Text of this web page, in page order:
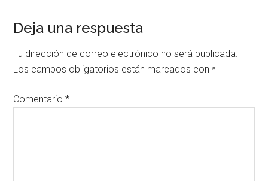
Deja una respuesta
Tu dirección de correo electrónico no será publicada.
Los campos obligatorios están marcados con*
Comentario*